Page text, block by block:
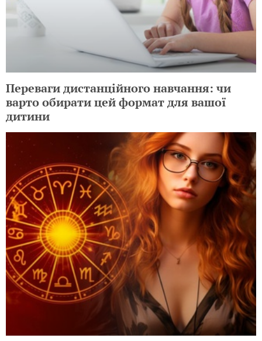
Переваги дистанційного навчання: чи
варто обирати цей формат для вашої
дитини